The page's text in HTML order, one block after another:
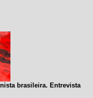
brasileira. Entrevista